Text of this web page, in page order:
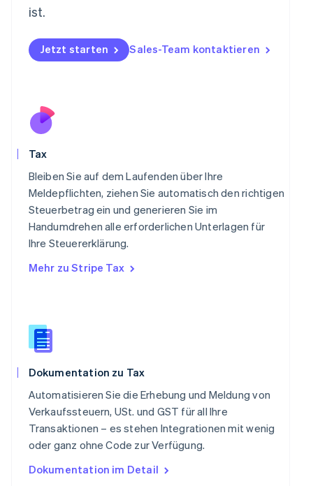
ist.
Jetzt starten Sales-Team kontaktieren
Tax
Bleiben Sie auf dem Laufenden über Ihre
Meldepflichten, ziehen Sie automatisch den richtigen
Steuerbetrag ein und generieren Sie im
Handumdrehen alle erforderlichen Unterlagen für
Ihre Steuererklärung.
Mehr zu Stripe Tax
Dokumentation zu Tax
Automatisieren Sie die Erhebung und Meldung von
Verkaufssteuern, USt. und GST für all Ihre
Transaktionen – es stehen Integrationen mit wenig
oder ganz ohne Code zur Verfügung.
Dokumentation im Detail
Norwegen
English
English
Portugal
English
Schweden
SvenskaEnglish
Schweiz
DeutschFrançais ItalianoEnglish
Singapur
Slowakei
Sonderverwaltungsregion Hongkong,
China
Spanien
EspañolEnglish
ไทยEnglish
Tschechische Republik
English
English